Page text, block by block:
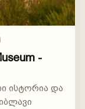
-
ისტორია და